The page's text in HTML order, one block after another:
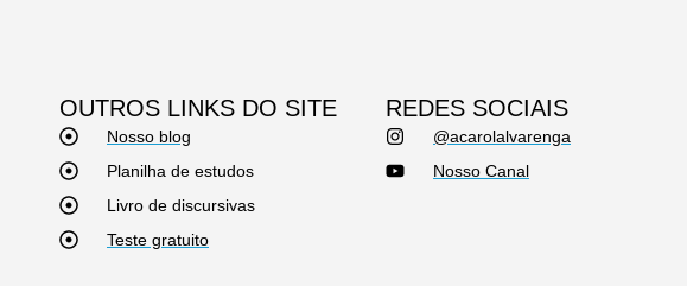
OUTROS LINKS DO SITE
Nosso blog
Planilha de estudos
Livro de discursivas
Teste gratuito
REDES SOCIAIS
@acarolalvarenga
Nosso Canal